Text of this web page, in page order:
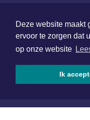
Deze website maakt
ervoor te zorgen dat
op onze website
Ik
NIEUWSBRIEF AANMELDEN
Schrijf je in voor onze
Aanmelden
ONLINE DAGBLADEN